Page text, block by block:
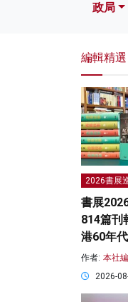
政局
編輯精選
2026書展
書展
814篇刊
港60年
作者: 本社
2026-